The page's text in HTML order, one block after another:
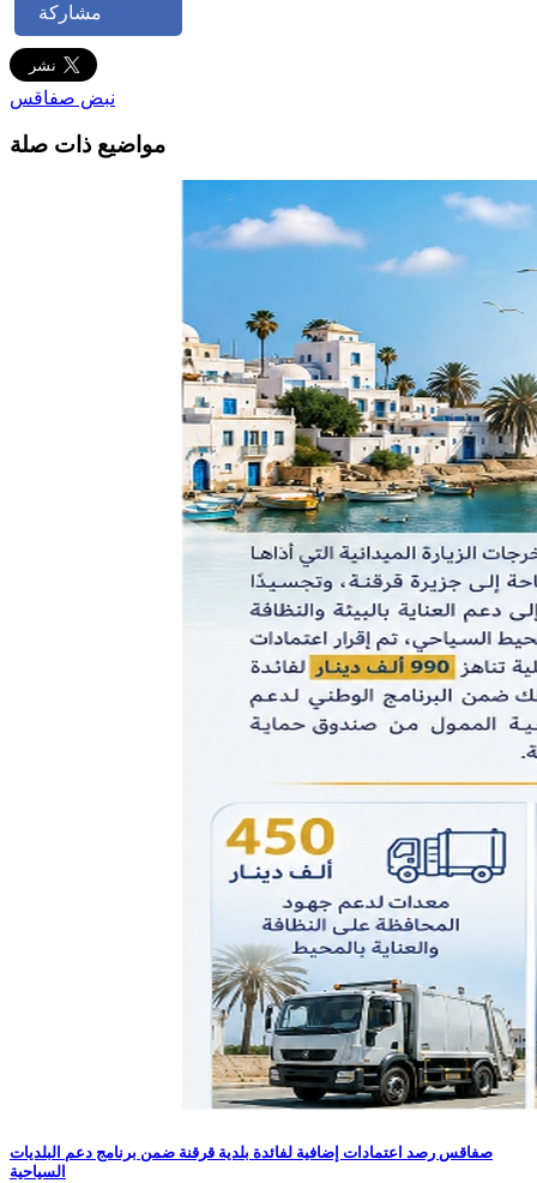
مشاركة
نبض صفاقس
مواضيع ذات صلة
صفاقس رصد اعتمادات إضافية لفائدة بلدية قرقنة ضمن برنامج دعم البلديات
السياحية